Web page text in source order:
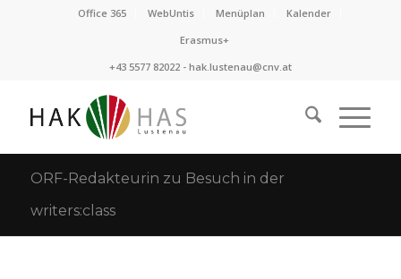
Office 365 WebUntis Menüplan
Kalender
Erasmus+
+43 5577 82022 - hak.lustenau@cnv.at
ORF-Redakteurin zu Besuch in der
writers:class